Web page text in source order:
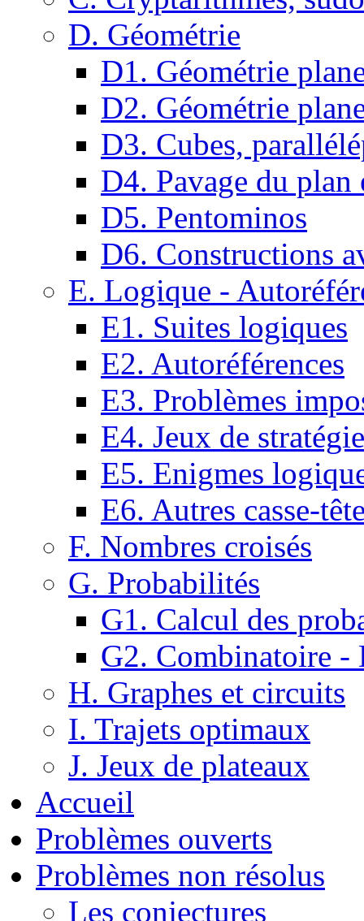
D. Géométrie
D1. Géométrie
D2. Géométrie
D3. Cubes,
D4. Pavage du plan
D5. Pentominos
D6. Constructions
E. Logique -
E1. Suites logiques
E2. Autoréférences
E3. Problèmes
E4. Jeux de stratégie
E5. Enigmes
E6. Autres casse-
F. Nombres croisés
G. Probabilités
G1. Calcul des
G2. Combinatoire -
H. Graphes et circuits
I. Trajets optimaux
J. Jeux de plateaux
Accueil
Problèmes ouverts
Problèmes non résolus
Les conjectures